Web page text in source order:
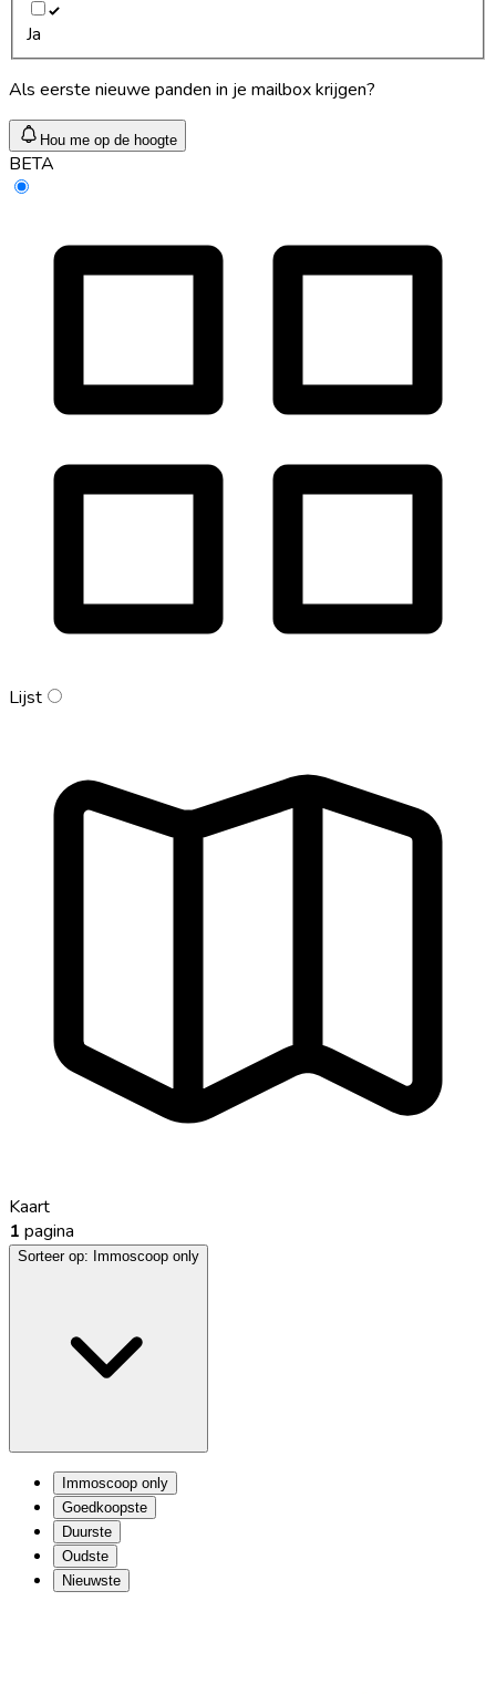
Ja
Als eerste nieuwe panden in je mailbox krijgen?
Hou me op de hoogte
BETA
Lijst
Kaart
1 pagina
Sorteer op: Immoscoop only
Immoscoop only
Goedkoopste
Duurste
Oudste
Nieuwste